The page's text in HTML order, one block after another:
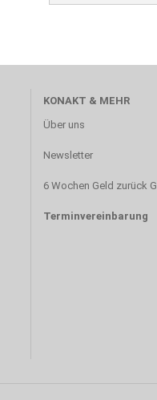
KONAKT & MEHR
Über uns
Newsletter
6 Wochen Geld zurück
Terminvereinbarung